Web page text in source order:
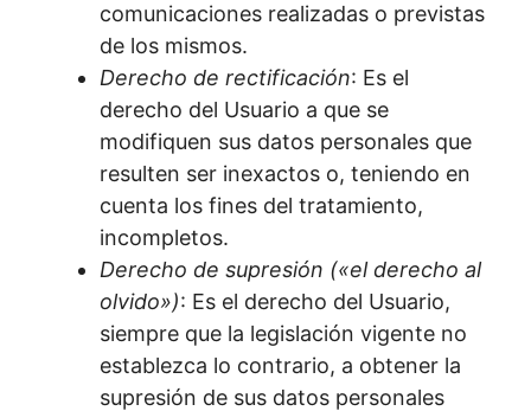
comunicaciones realizadas o previstas
de los mismos.
Derecho de rectificación: Es el
derecho del Usuario a que se
modifiquen sus datos personales que
resulten ser inexactos o, teniendo en
cuenta los fines del tratamiento,
incompletos.
Derecho de supresión («el derecho al
olvido»): Es el derecho del Usuario,
siempre que la legislación vigente no
establezca lo contrario, a obtener la
supresión de sus datos personales